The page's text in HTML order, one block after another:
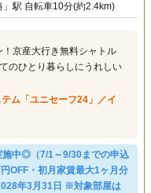
駅 自転車10分(約2.4km)
京産大行き無料シャトル
のひとり暮らしにうれしい
ム「ユニセーフ24」／イ
中◎（7/1～9/30までの申込
OFF・初月家賃最大1ヶ月分
年3月31日 ※対象部屋は